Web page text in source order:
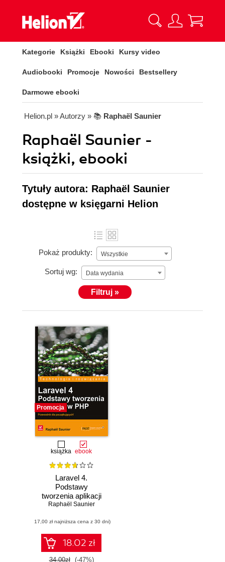
Kategorie Książki Ebooki Kursy video
Audiobooki Promocje Nowości Bestsellery
Darmowe ebooki
Helion.pl » Autorzy » 📚 Raphaël Saunier
Raphaël Saunier -
książki, ebooki
Tytuły autora: Raphaël Saunier
dostępne w księgarni Helion
Pokaż produkty: Wszystkie
Sortuj wg: Data wydania
Filtruj »
Promocja
książka ebook
Laravel 4.
Podstawy
tworzenia aplikacji
w PHP
Raphaël Saunier
(17,00 zł najniższa cena z 30 dni)
18.02 zł
34.00zł (-47%)